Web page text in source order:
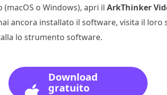
o Windows), apri il ArkThinker
ancora installato il software, visita il loro
lo strumento software.
Download
gratuito